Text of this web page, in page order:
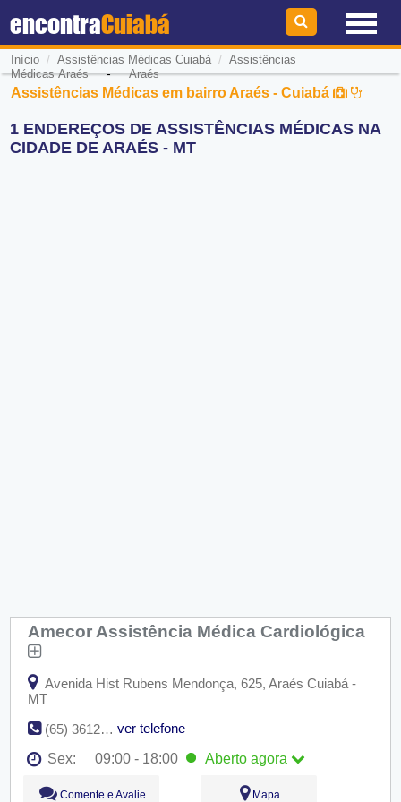
encontraCuiabá
Início / Assistências Médicas Cuiabá/ Assistências
Médicas Araés-Araés
Assistências Médicas em bairro Araés - Cuiabá
1 ENDEREÇOS DE ASSISTÊNCIAS MÉDICAS NA
CIDADE DE ARAÉS - MT
Amecor Assistência Médica Cardiológica
Avenida Hist Rubens Mendonça, 625, Araés Cuiabá -
MT
(65) 3612-7000
ver telefone
Sex:
09:00 - 18:00 Aberto agora
Seg:
Ter:
09:00 - 18:00
Comente e Avalie Mapa